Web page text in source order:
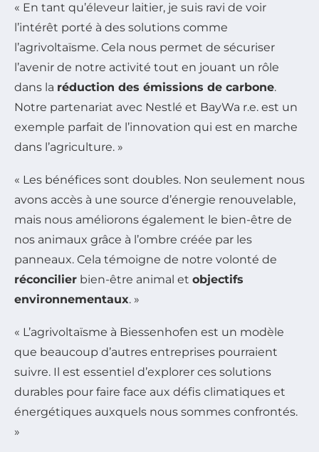
« En tant qu’éleveur laitier, je suis ravi de voir
l’intérêt porté à des solutions comme
l’agrivoltaïsme. Cela nous permet de sécuriser
l’avenir de notre activité tout en jouant un rôle
dans la réduction des émissions de carbone.
Notre partenariat avec Nestlé et BayWa r.e. est un
exemple parfait de l’innovation qui est en marche
dans l’agriculture. »
« Les bénéfices sont doubles. Non seulement nous
avons accès à une source d’énergie renouvelable,
mais nous améliorons également le bien-être de
nos animaux grâce à l’ombre créée par les
panneaux. Cela témoigne de notre volonté de
réconcilier bien-être animal et objectifs
environnementaux. »
« L’agrivoltaïsme à Biessenhofen est un modèle
que beaucoup d’autres entreprises pourraient
suivre. Il est essentiel d’explorer ces solutions
durables pour faire face aux défis climatiques et
énergétiques auxquels nous sommes confrontés.
»